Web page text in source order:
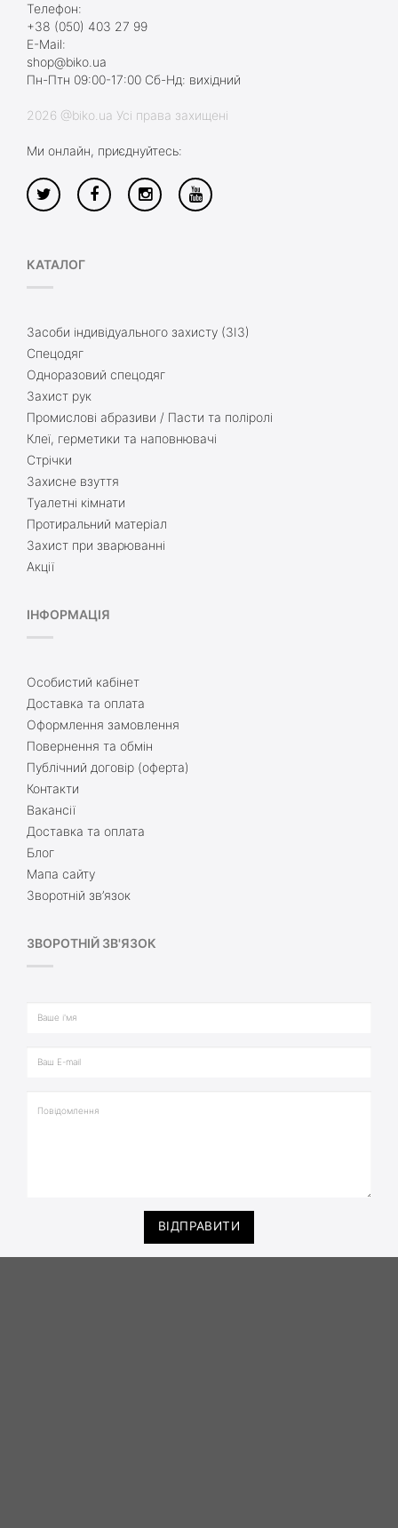
Телефон:
+38 (050) 403 27 99
E-Mail:
shop@biko.ua
Пн-Птн 09:00-17:00 Сб-Нд: вихідний
2026 @biko.ua Усі права захищені
Ми онлайн, приєднуйтесь:
КАТАЛОГ
Засоби індивідуального захисту (ЗІЗ)
Спецодяг
Одноразовий спецодяг
Захист рук
Промислові абразиви / Пасти та поліролі
Клеї, герметики та наповнювачі
Стрічки
Захисне взуття
Туалетні кімнати
Протиральний матеріал
Захист при зварюванні
Акції
ІНФОРМАЦІЯ
Особистий кабінет
Доставка та оплата
Оформлення замовлення
Повернення та обмін
Публічний договір (оферта)
Контакти
Вакансії
Доставка та оплата
Блог
Мапа сайту
Зворотній зв’язок
ЗВОРОТНІЙ ЗВ'ЯЗОК
ВІДПРАВИТИ